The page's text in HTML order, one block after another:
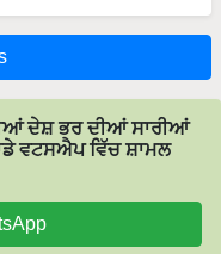
ਦੇਸ਼ ਭਰ ਦੀਆਂ ਸਾਰੀਆਂ
ਵਟਸਐਪ ਵਿੱਚ ਸ਼ਾਮਲ